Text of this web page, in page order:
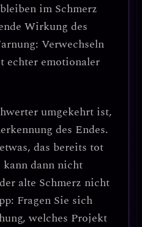
im Schmerz
Wirkung des
Verwechseln
echter emotionaler
umgekehrt ist,
des Endes.
das bereits tot
dann nicht
alte Schmerz nicht
Fragen Sie sich
welches Projekt